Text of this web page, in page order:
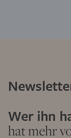
Wer ihn
hat mehr